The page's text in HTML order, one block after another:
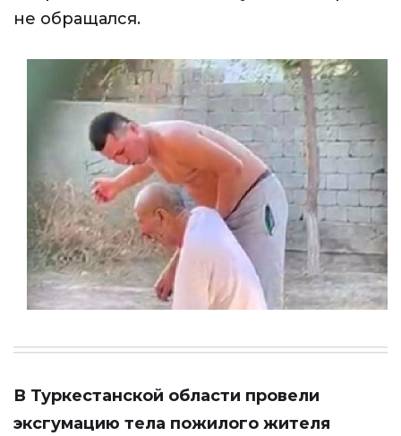
не обращался.
В Туркестанской области провели
эксгумацию тела пожилого жителя